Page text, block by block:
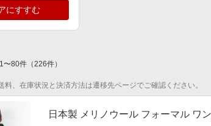
にすすむ
〜80件 （226件）
料、在庫状況と決済方法は遷移先ページでご確認ください。
日本製 メリノウール フォーマル ワ